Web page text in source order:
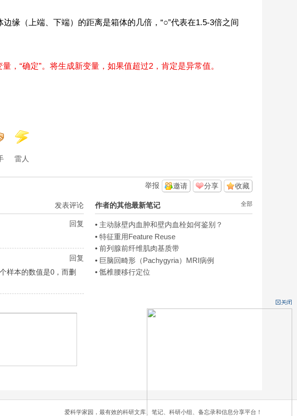
边缘（上端、下端）的距离是箱体的几倍，“○”代表在1.5-3倍之间
，“确定”。将生成新变量，如果值超过2，肯定是异常值。
雷人
收藏
分享
邀请
举报
全部
作者的其他最新笔记
• 主动脉壁内血肿和壁内血栓如何鉴别？
•特征重用Feature Reuse
•前列腺前纤维肌肉基质带
• 巨脑回畸形（Pachygyria）MRI病例
•骶椎腰移行定位
发表评论
回复
回复
样本的数值是0，而删
爱科学家园，最有效的科研文库、笔记、科研小组、备忘录和信息分享平台！